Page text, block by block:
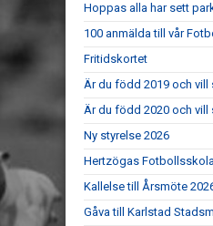
Hoppas alla har sett
100 anmälda till vår
Fritidskortet
Är du född 2019 och
Är du född 2020 och
Ny styrelse 2026
Hertzögas
Kallelse till Årsmöte
Gåva till Karlstad